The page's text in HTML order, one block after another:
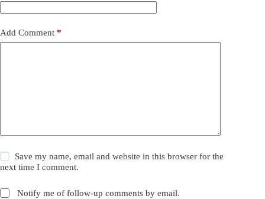
Add Comment *
Save my name, email and website in this browser for the
next time I comment.
Notify me of follow-up comments by email.